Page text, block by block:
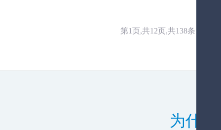
第1页,共12页,共138条
为什